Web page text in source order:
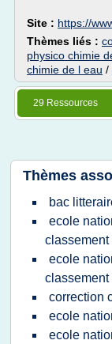
Site : https://
Thèmes liés :
physico chimie
chimie de l eau /
29 Ressources
Thèmes
bac
ecole
classement
ecole
classement
correction
ecole
ecole